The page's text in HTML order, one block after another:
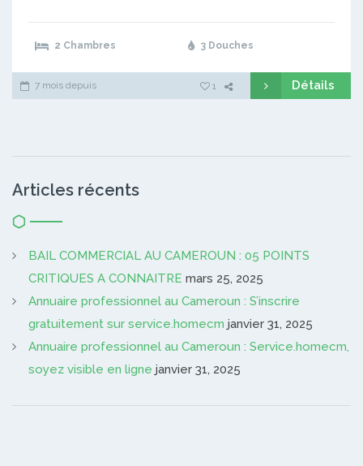
2 Chambres 3 Douches
7 mois depuis 1 Détails
Articles récents
BAIL COMMERCIAL AU CAMEROUN : 05 POINTS
CRITIQUES A CONNAITRE mars 25, 2025
Annuaire professionnel au Cameroun : S’inscrire
gratuitement sur service.homecm janvier 31, 2025
Annuaire professionnel au Cameroun : Service.homecm,
soyez visible en ligne janvier 31, 2025